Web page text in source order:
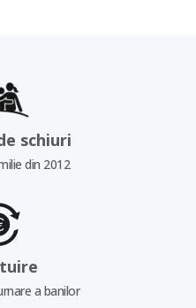
schiuri
din 2012
a banilor